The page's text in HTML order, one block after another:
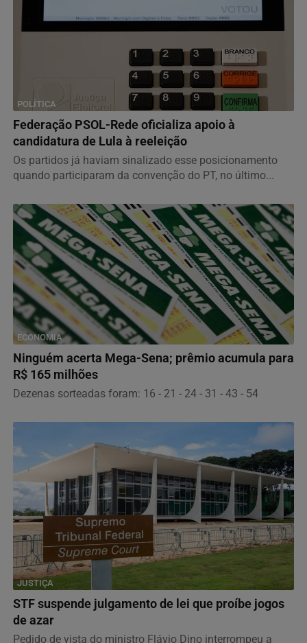
POLÍTICA
Federação PSOL-Rede oficializa apoio à
candidatura de Lula à reeleição
Os partidos já haviam sinalizado esse posicionamento
quando participaram da convenção do PT, no último...
ECONOMIA
Ninguém acerta Mega-Sena; prêmio acumula para
R$ 165 milhões
Dezenas sorteadas foram: 16 - 21 - 24 - 31 - 43 - 54
JUSTIÇA
STF suspende julgamento de lei que proíbe jogos
de azar
Pedido de vista do ministro Flávio Dino interrompeu a